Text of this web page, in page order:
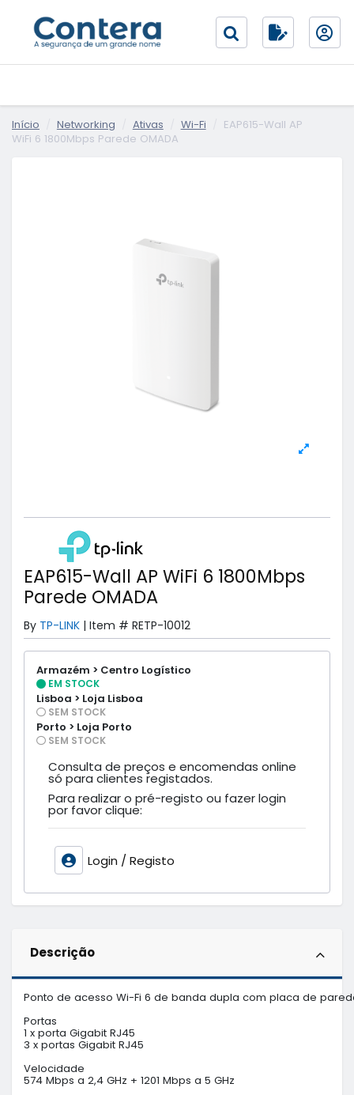
Início Networking Ativas Wi-Fi
EAP615-Wall AP
WiFi 6 1800Mbps Parede OMADA
EAP615-Wall AP WiFi 6 1800Mbps
Parede OMADA
By TP-LINK | Item # RETP-10012
Armazém > Centro Logístico
EM STOCK
Lisboa > Loja Lisboa
SEM STOCK
Porto > Loja Porto
SEM STOCK
Consulta de preços e encomendas online
só para clientes registados.
Para realizar o pré-registo ou fazer login
por favor clique:
Login / Registo
Descrição
Ponto de acesso Wi-Fi 6 de banda dupla com placa de
Portas
1 x porta Gigabit RJ45
3 x portas Gigabit RJ45
Velocidade
574 Mbps a 2,4 GHz + 1201 Mbps a 5 GHz